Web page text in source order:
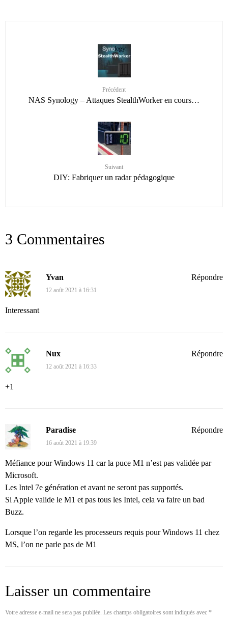
Précédent
NAS Synology – Attaques StealthWorker en cours…
Suivant
DIY: Fabriquer un radar pédagogique
3 Commentaires
Yvan
12 août 2021 à 16:31
Interessant
Répondre
Nux
12 août 2021 à 16:33
+1
Répondre
Paradise
16 août 2021 à 19:39
Méfiance pour Windows 11 car la puce M1 n’est pas validée par
Microsoft.
Les Intel 7e génération et avant ne seront pas supportés.
Si Apple valide le M1 et pas tous les Intel, cela va faire un bad
Buzz.
Lorsque l’on regarde les processeurs requis pour Windows 11 chez
MS, l’on ne parle pas de M1
Répondre
Laisser un commentaire
Votre adresse e-mail ne sera pas publiée. Les champs obligatoires sont indiqués avec *